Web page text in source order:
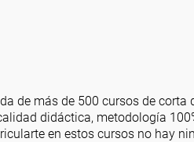
de más de 500 cursos de
didáctica, metodología
en estos cursos no hay